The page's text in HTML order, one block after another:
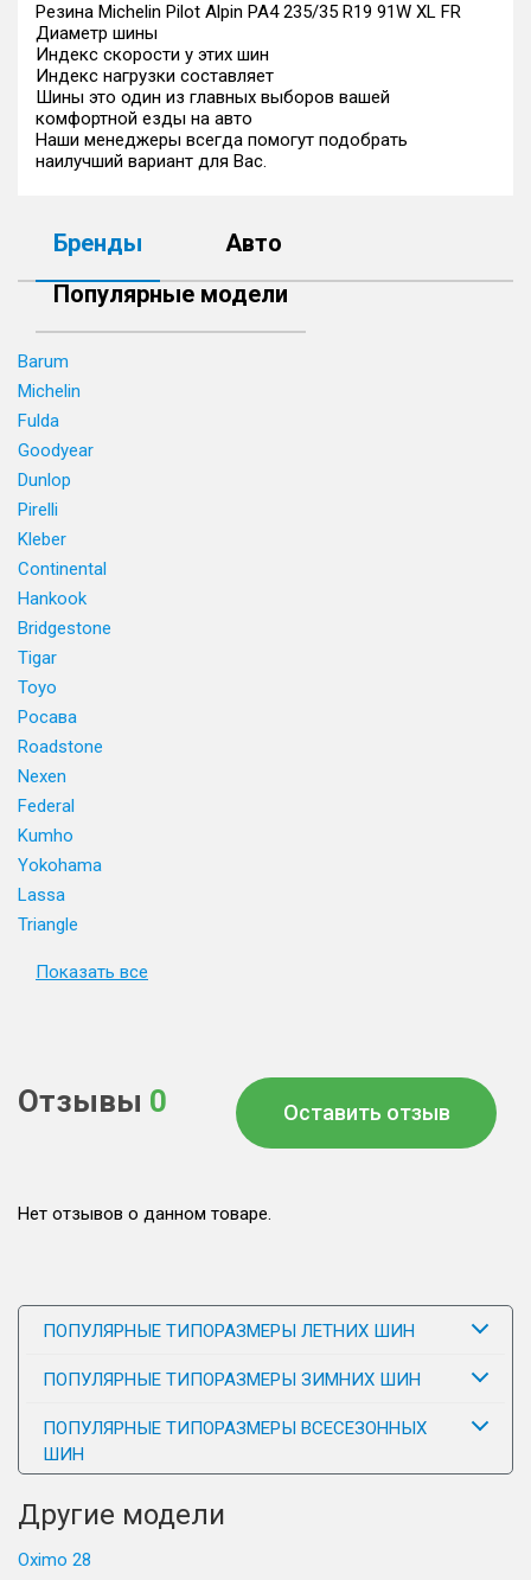
Резина Michelin Pilot Alpin PA4 235/35 R19 91W XL FR
Диаметр шины
Индекс скорости у этих шин
Индекс нагрузки составляет
Шины это один из главных выборов вашей
комфортной езды на авто
Наши менеджеры всегда помогут подобрать
наилучший вариант для Вас.
Бренды
Авто
Популярные модели
Barum
Michelin
Fulda
Goodyear
Dunlop
Pirelli
Kleber
Continental
Hankook
Bridgestone
Tigar
Toyo
Росава
Roadstone
Nexen
Federal
Kumho
Yokohama
Lassa
Triangle
Показать все
Отзывы 0 Оставить отзыв
Нет отзывов о данном товаре.
ПОПУЛЯРНЫЕ ТИПОРАЗМЕРЫ ЛЕТНИХ ШИН
ПОПУЛЯРНЫЕ ТИПОРАЗМЕРЫ ЗИМНИХ ШИН
ПОПУЛЯРНЫЕ ТИПОРАЗМЕРЫ ВСЕСЕЗОННЫХ
ШИН
Другие модели
Oximo 28